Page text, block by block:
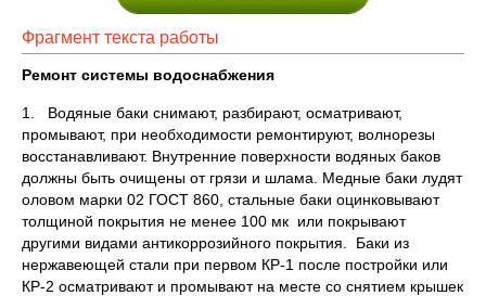
Фрагмент текста работы
Ремонт системы водоснабжения
1. Водяные баки снимают, разбирают, осматривают,
промывают, при необходимости ремонтируют, волнорезы
восстанавливают. Внутренние поверхности водяных баков
должны быть очищены от грязи и шлама. Медные баки лудят
оловом марки 02 ГОСТ 860, стальные баки оцинковывают
толщиной покрытия не менее 100 мк или покрывают
другими видами антикоррозийного покрытия. Баки из
нержавеющей стали при первом КР-1 после постройки или
КР-2 осматривают и промывают на месте со снятием крышек